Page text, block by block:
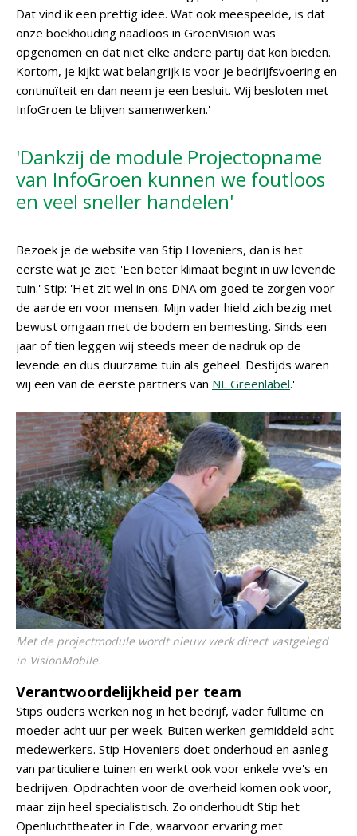
Dat vind ik een prettig idee. Wat ook meespeelde, is dat
onze boekhouding naadloos in GroenVision was
opgenomen en dat niet elke andere partij dat kon bieden.
Kortom, je kijkt wat belangrijk is voor je bedrijfsvoering en
continuïteit en dan neem je een besluit. Wij besloten met
InfoGroen te blijven samenwerken.'
'Dankzij de module Projectopname
van InfoGroen kunnen we foutloos
en veel sneller handelen'
Bezoek je de website van Stip Hoveniers, dan is het
eerste wat je ziet: 'Een beter klimaat begint in uw levende
tuin.' Stip: 'Het zit wel in ons DNA om goed te zorgen voor
de aarde en voor mensen. Mijn vader hield zich bezig met
bewust omgaan met de bodem en bemesting. Sinds een
jaar of tien leggen wij steeds meer de nadruk op de
levende en dus duurzame tuin als geheel. Destijds waren
wij een van de eerste partners van NL Greenlabel.'
Met de projectmodule wordt nieuw werk direct vastgelegd
in VisionMobile.
Verantwoordelijkheid per team
Stips ouders werken nog in het bedrijf, vader fulltime en
moeder acht uur per week. Buiten werken gemiddeld acht
medewerkers. Stip Hoveniers doet onderhoud en aanleg
van particuliere tuinen en werkt ook voor enkele vve's en
bedrijven. Opdrachten voor de overheid komen ook voor,
maar zijn heel specialistisch. Zo onderhoudt Stip het
Openluchttheater in Ede, waarvoor ervaring met